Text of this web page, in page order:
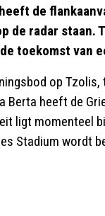
heeft de
radar staan.
toekomst van
op Tzolis,
heeft de
ligt momenteel
Stadium wordt